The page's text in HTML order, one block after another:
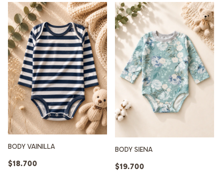
BODY VAINILLA
$18.700
BODY SIENA
$19.700